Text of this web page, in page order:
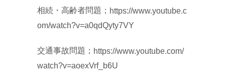
相続・高齢者問題； https://www.youtube.c
om/watch?v=a0qdQyty7VY
交通事故問題； https://www.youtube.com/
watch?v=aoexVrf_b6U